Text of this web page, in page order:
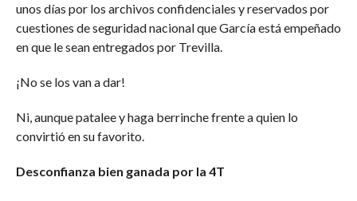
unos días por los archivos confidenciales y reservados por
cuestiones de seguridad nacional que García está empeñado
en que le sean entregados por Trevilla.
¡No se los van a dar!
Ni, aunque patalee y haga berrinche frente a quien lo
convirtió en su favorito.
Desconfianza bien ganada por la 4T